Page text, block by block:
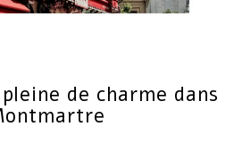
de charme dans